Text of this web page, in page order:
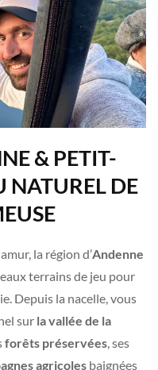
& PETIT-
NATUREL DE
la région d’Andenne
terrains de jeu pour
Depuis la nacelle, vous
sur la vallée de la
forêts préservées , ses
agricoles baignées